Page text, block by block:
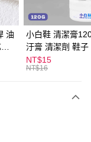
油
小白鞋 清潔膏
汙膏 清潔劑 鞋子
漬 白皮鞋 鞋油
NT$15
NT$16